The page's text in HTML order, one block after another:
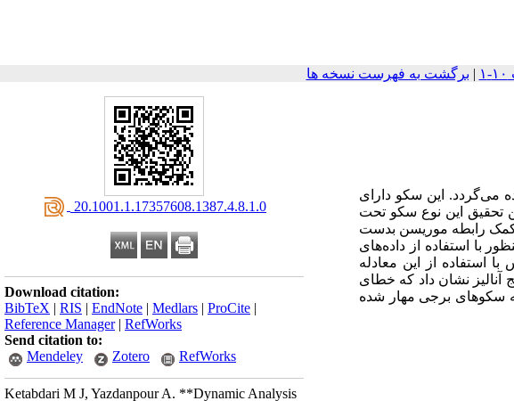
| برگشت به فهرست نسخه ها
‎ 20.1001.1.17357608.1387.4.8.1.0
Download citation:
BibTeX | RIS | EndNote | Medlars | ProCite |
Reference Manager| RefWorks
Send citation to:
Mendeley
Zotero RefWorks
Ketabdari M J, Yazdanpour A. **Dynamic Analysis
این سکو دارای
تحقیق این نوع سکو تحت
کمک رابطه موریسن بدست
با استفاده از داده‌های
استفاده از این معادله
آنالیز نشان داد که خطای
سکوهای برجی مهار شده